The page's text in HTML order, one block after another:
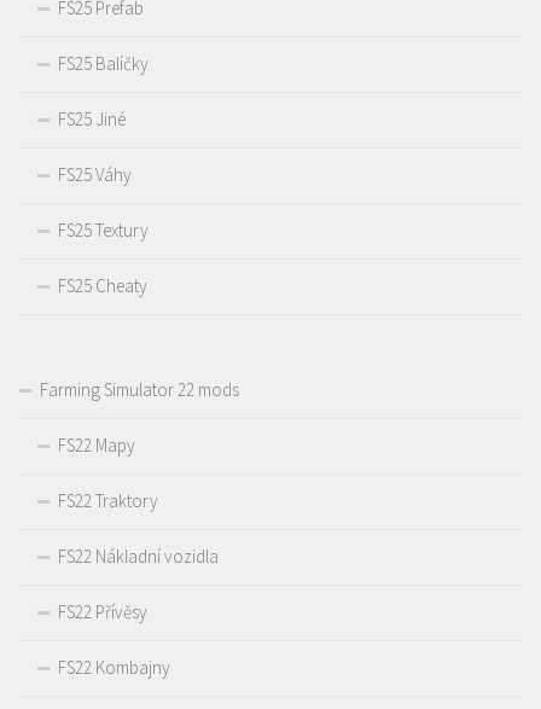
FS25 Prefab
FS25 Balíčky
FS25 Jiné
FS25 Váhy
FS25 Textury
FS25 Cheaty
Farming Simulator 22 mods
FS22 Mapy
FS22 Traktory
FS22 Nákladní vozidla
FS22 Přívěsy
FS22 Kombajny